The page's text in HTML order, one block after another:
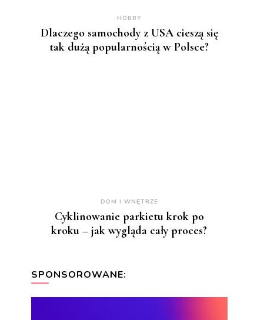
HOBBY
Dlaczego samochody z USA cieszą się
tak dużą popularnością w Polsce?
DOM I WNĘTRZE
Cyklinowanie parkietu krok po
kroku – jak wygląda cały proces?
SPONSOROWANE: